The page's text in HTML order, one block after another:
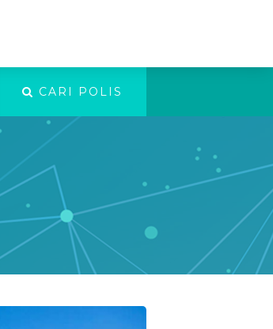
CARI POLIS